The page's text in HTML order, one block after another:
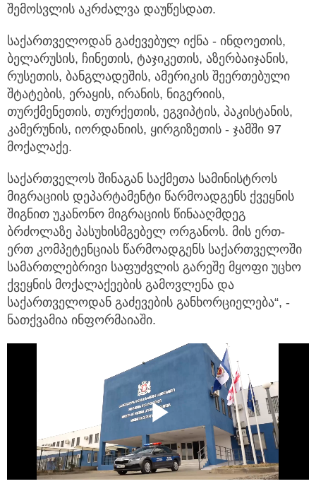
შემოსვლის აკრძალვა დაუწესდათ.
საქართველოდან გაძევებულ იქნა - ინდოეთის,
ბელარუსის, ჩინეთის, ტაჯიკეთის, აზერბაიჯანის,
რუსეთის, ბანგლადეშის, ამერიკის შეერთებული
შტატების, ერაყის, ირანის, ნიგერიის,
თურქმენეთის, თურქეთის, ეგვიპტის, პაკისტანის,
კამერუნის, იორდანიის, ყირგიზეთის - ჯამში 97
მოქალაქე.
საქართველოს შინაგან საქმეთა სამინისტროს
მიგრაციის დეპარტამენტი წარმოადგენს ქვეყნის
შიგნით უკანონო მიგრაციის წინააღმდეგ
ბრძოლაზე პასუხისმგებელ ორგანოს. მის ერთ-
ერთ კომპეტენციას წარმოადგენს საქართველოში
სამართლებრივი საფუძვლის გარეშე მყოფი უცხო
ქვეყნის მოქალაქეების გამოვლენა და
საქართველოდან გაძევების განხორციელება“, -
ნათქვამია ინფორმაიაში.
Play